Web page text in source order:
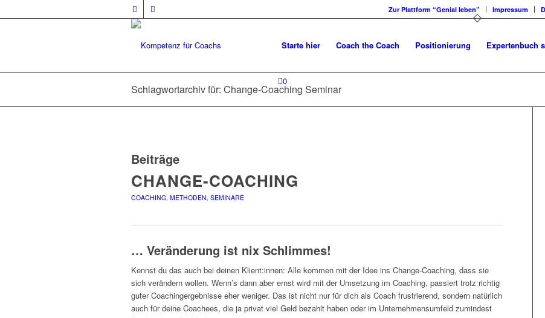
Zur Plattform “Genial leben” Impressum
Starte hier Coach the Coach Positionierung Expertenbuch
0
Schlagwortarchiv für: Change-Coaching Seminar
Beiträge
CHANGE-COACHING
COACHING, METHODEN, SEMINARE
… Veränderung ist nix Schlimmes!
Kennst du das auch bei deinen Klient:innen: Alle kommen mit der Idee ins Change-Coaching, dass sie
sich verändern wollen. Wenn’s dann aber ernst wird mit der Umsetzung im Coaching, passiert trotz richtig
guter Coachingergebnisse eher weniger. Das ist nicht nur für dich als Coach frustrierend, sondern natürlich
auch für deine Coachees, die ja privat viel Geld bezahlt haben oder im Unternehmensumfeld zumindest